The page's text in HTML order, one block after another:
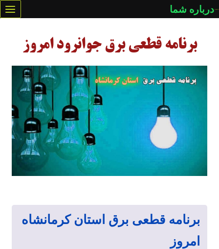
بازگشت
به
درباره شما
برنامه قطعی برق جوانرود امروز
برنامه قطعی برق استان کرمانشاه
امروز